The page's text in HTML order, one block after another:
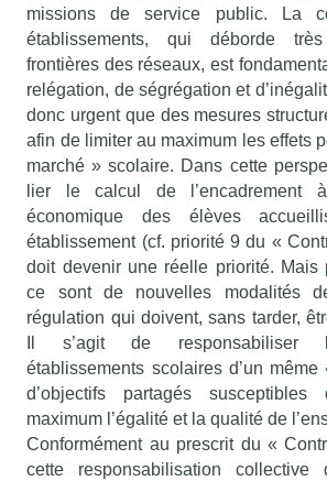
missions de service public. La
établissements, qui déborde
frontières des réseaux, est
relégation, de ségrégation et
donc urgent que des mesures
afin de limiter au maximum les effets
marché » scolaire. Dans cette
lier le calcul de l’encadrement
économique des élèves
établissement (cf. priorité 9 du «
doit devenir une réelle priorité. Mais
ce sont de nouvelles modalités
régulation qui doivent, sans tarder,
Il s’agit de responsabiliser
établissements scolaires d’un
d’objectifs partagés
maximum l’égalité et la qualité de
Conformément au prescrit du «
cette responsabilisation collective